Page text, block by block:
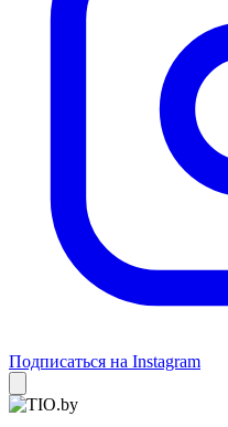
Подписаться на Instagram